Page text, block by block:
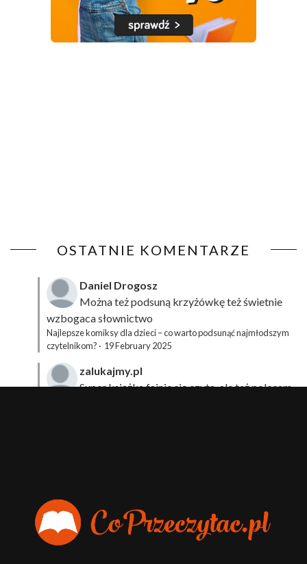
OSTATNIE KOMENTARZE
Daniel Drogosz
Można też podsuną krzyżówkęteż świetnie
wzbogaca słownictwo
Najlepsze komiksy dla dzieci – co warto podsunąć najmłodszym
czytelnikom? · 19 February 2025
zalukajmy.pl
Super książka fajnie się czyta, ale też polecam
książki skoro czyta się np na czytniku.
Planer Książkary – ten gadżet powinien mieć każdy
książkoholik!
8 December 2023